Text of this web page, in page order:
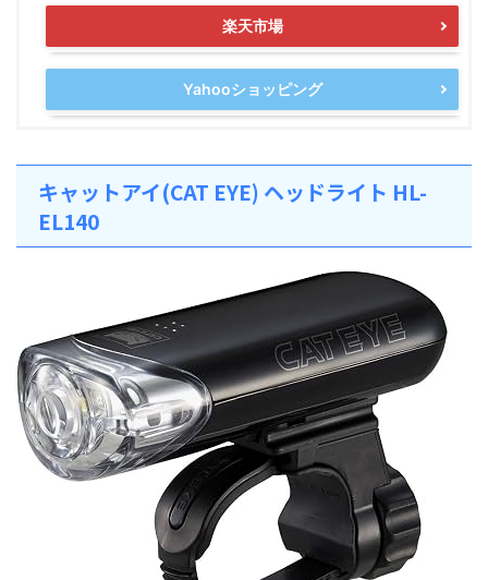
楽天市場
Yahooショッピング
キャットアイ(CAT EYE) ヘッドライト HL-
EL140